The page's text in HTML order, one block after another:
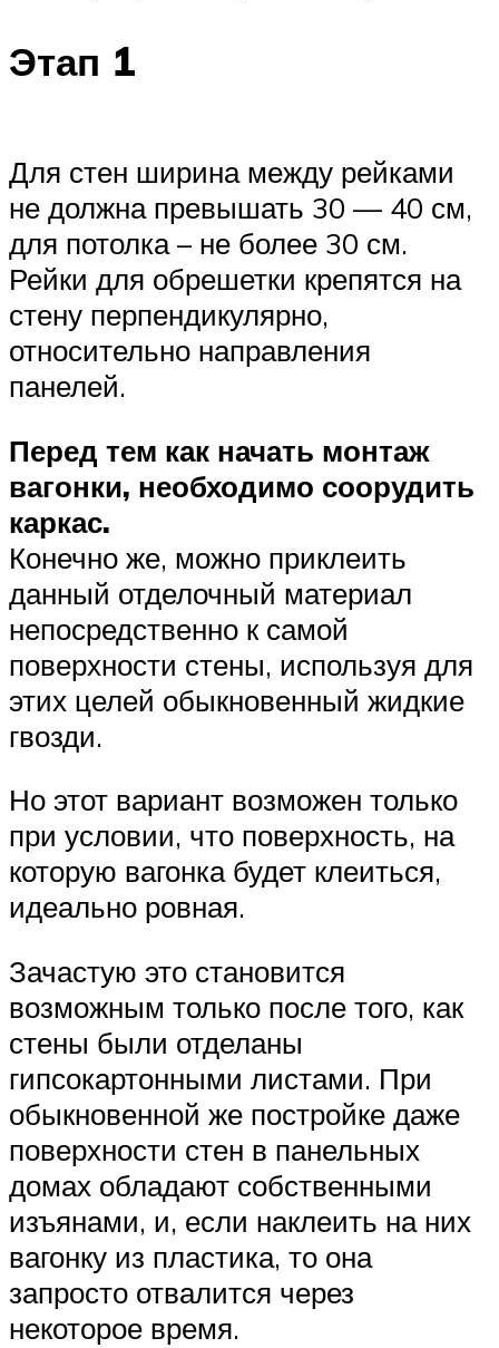
Этап 1
Для стен ширина между рейками
не должна превышать 30 — 40 см,
для потолка – не более 30 см.
Рейки для обрешетки крепятся на
стену перпендикулярно,
относительно направления
панелей.
Перед тем как начать монтаж
вагонки, необходимо соорудить
каркас.
Конечно же, можно приклеить
данный отделочный материал
непосредственно к самой
поверхности стены, используя для
этих целей обыкновенный жидкие
гвозди.
Но этот вариант возможен только
при условии, что поверхность, на
которую вагонка будет клеиться,
идеально ровная.
Зачастую это становится
возможным только после того, как
стены были отделаны
гипсокартонными листами. При
обыкновенной же постройке даже
поверхности стен в панельных
домах обладают собственными
изъянами, и, если наклеить на них
вагонку из пластика, то она
запросто отвалится через
некоторое время.